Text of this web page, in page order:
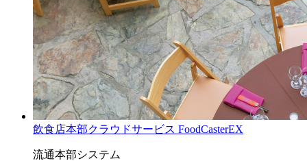
飲食店本部クラウドサービス FoodCasterEX
流通本部システム